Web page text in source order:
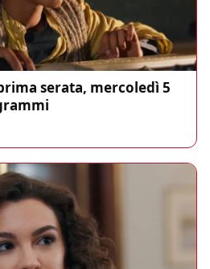
serata, mercoledì 5